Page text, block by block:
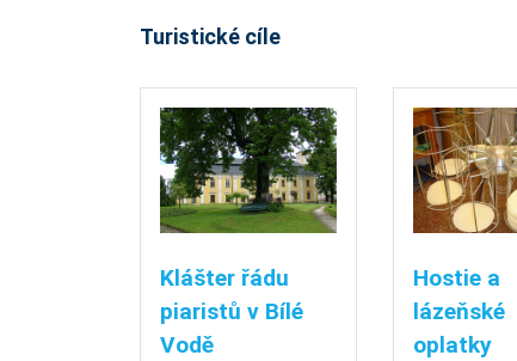
Turistické cíle
Klášter řádu
piaristů v Bílé
Vodě
Hostie a
lázeňské
oplatky